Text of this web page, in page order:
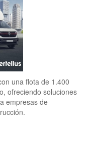
una flota de 1.400
ofreciendo soluciones
empresas de